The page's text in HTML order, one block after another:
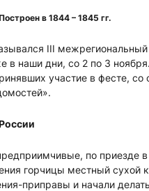
в 1844 – 1845 гг.
III
в наши дни, со 2 по 3
участие в фесте,
по приезде
горчицы местный сухой
приправы и начали